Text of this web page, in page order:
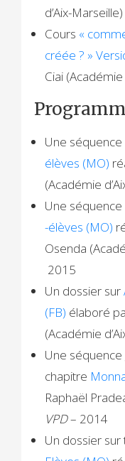
d’Aix-
Cours «
créée ? »
Ciai
Une séquence
élèves (MO)
(Académie
Une
-élèves (MO)
Osenda
2015
Un dossier sur
(FB) élaboré
(Académie
Une séquence
chapitre
Raphaël
VPD– 2014
Un dossier